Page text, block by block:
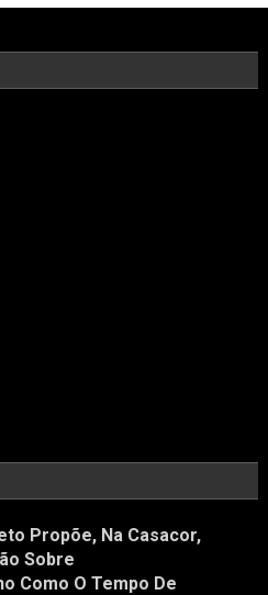
Propõe, Na Casacor,
Sobre
Como O Tempo De